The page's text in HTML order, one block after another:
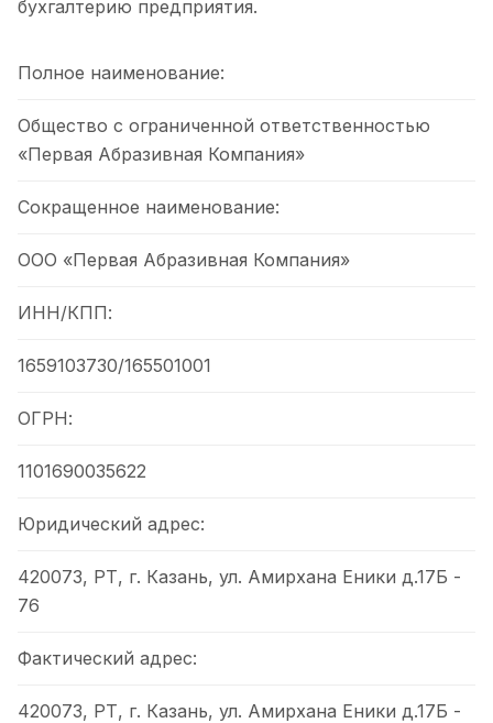
бухгалтерию предприятия.
Полное наименование:
Общество с ограниченной ответственностью
«Первая Абразивная Компания»
Сокращенное наименование:
ООО «Первая Абразивная Компания»
ИНН/КПП:
1659103730/165501001
ОГРН:
1101690035622
Юридический адрес:
420073, РТ, г. Казань, ул. Амирхана Еники д.17Б -
76
Фактический адрес:
420073, РТ, г. Казань, ул. Амирхана Еники д.17Б -